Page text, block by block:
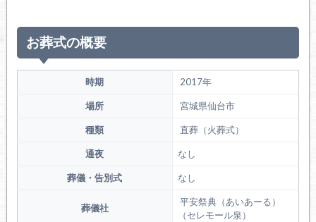
お葬式の概要
時期 2017年
場所 宮城県仙台市
種類 直葬（火葬式）
通夜 なし
葬儀・告別式 なし
葬儀社
平安祭典（あいあーる）
（セレモール泉）